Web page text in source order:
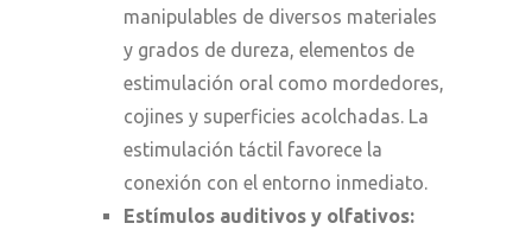
manipulables de diversos materiales
y grados de dureza, elementos de
estimulación oral como mordedores,
cojines y superficies acolchadas. La
estimulación táctil favorece la
conexión con el entorno inmediato.
Estímulos auditivos y olfativos: